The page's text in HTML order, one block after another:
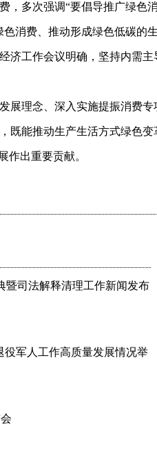
，多次强调“要倡导推广绿色
消费、推动形成绿色低碳
济工作会议明确，坚持内需
展理念、深入实施提振消费
既能推动生产生活方式绿色
作出重要贡献。
汽车占比近60%。实现家电
费的模式不断创新，绿色消
推进绿色消费发展，商务部
的通知》，围绕绿色消费全
给。加大绿色农产品供应，
绿色家政，推广使用可降解
，打造绿色供应链，推广绿
物品回收再利用。
暨司法解释清理工作新闻发布
役军人工作高质量发展情况举